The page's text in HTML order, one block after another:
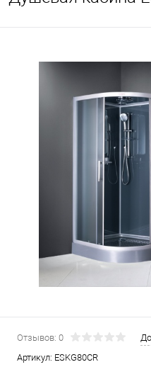
Отзывов: 0
Артикул: ESKG80CR